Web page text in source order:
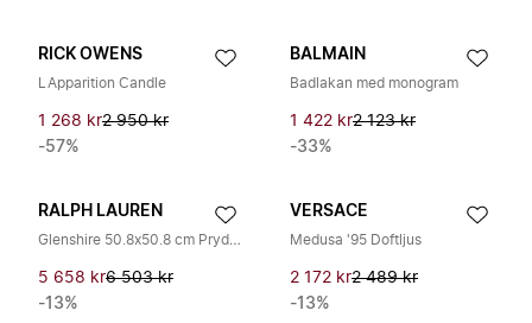
RICK OWENS
LApparition Candle
1 268 kr2 950 kr
-57%
BALMAIN
Badlakan med monogram
1 422 kr2 123 kr
-33%
RALPH LAUREN
Glenshire 50.8x50.8 cm Prydnadskudde
5 658 kr6 503 kr
-13%
VERSACE
Medusa '95 Doftljus
2 172 kr2 489 kr
-13%